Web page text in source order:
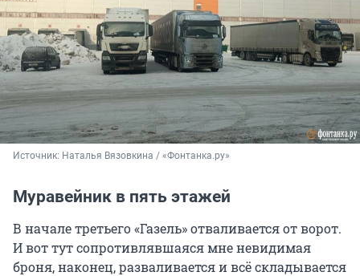
Источник: Наталья Вязовкина / «Фонтанка.ру»
Муравейник в пять этажей
В начале третьего «Газель» отваливается от ворот.
И вот тут сопротивлявшаяся мне невидимая
броня, наконец, разваливается и всё складывается